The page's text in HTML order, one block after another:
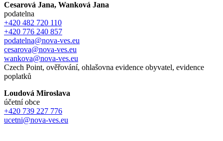
Cesarová Jana, Wanková Jana
podatelna
+420 482 720 110
+420 776 240 857
podatelna@nova-ves.eu
cesarova@nova-ves.eu
wankova@nova-ves.eu
Czech Point, ověřování, ohlašovna evidence obyvatel, evidence
poplatků
Loudová Miroslava
účetní obce
+420 739 227 776
ucetni@nova-ves.eu